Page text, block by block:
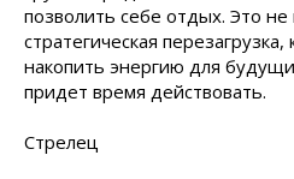
позволить себе отдых. Это не
стратегическая
накопить энергию для
придет время действовать.
Стрелец